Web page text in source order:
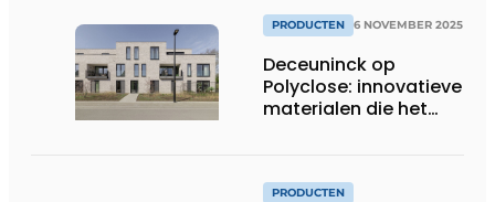
PRODUCTEN 6 NOVEMBER 2025
Deceuninck op
Polyclose: innovatieve
materialen die het
PRODUCTEN